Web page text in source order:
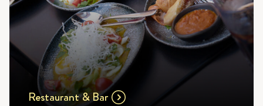
Restaurant & Bar